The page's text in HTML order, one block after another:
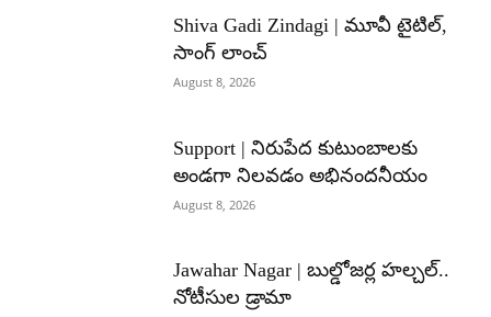
Shiva Gadi Zindagi | మూవీ టైటిల్,
సాంగ్ లాంచ్
August 8, 2026
Support | నిరుపేద కుటుంబాలకు
అండగా నిలవడం అభినందనీయం
August 8, 2026
Jawahar Nagar | బుల్డోజర్ల హల్చల్..
నోటీసుల డ్రామా